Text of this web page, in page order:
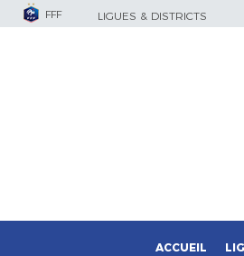
FFF LIGUES & DISTRICTS
ACCUEIL